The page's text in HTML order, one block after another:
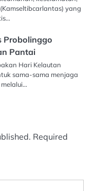
yang
Probolinggo
Pantai
Hari Kelautan
sama-sama menjaga
Required